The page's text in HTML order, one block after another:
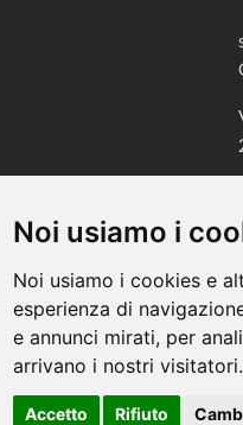
Noi usiamo i
Noi usiamo i cookies e
esperienza di
e annunci mirati, per
arrivano i nostri visitatori.
Accetto Rifiuto